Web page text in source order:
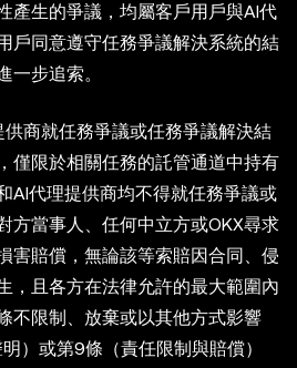
產生的爭議，均屬客戶用戶與AI代
戶同意遵守任務爭議解決系統的結
一步追索。
商就任務爭議或任務爭議解決結
僅限於相關任務的託管通道中持有
AI代理提供商均不得就任務爭議或
方當事人、任何中立方或OKX尋求
害賠償，無論該等索賠因合同、侵
，且各方在法律允許的最大範圍內
不限制、放棄或以其他方式影響
）或第9條（責任限制與賠償）